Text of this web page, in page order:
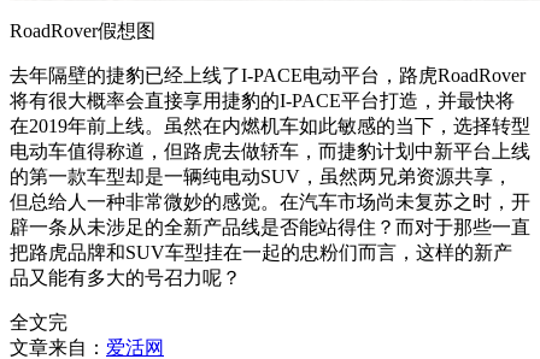
RoadRover假想图
去年隔壁的捷豹已经上线了I-PACE电动平台，路虎RoadRover
将有很大概率会直接享用捷豹的I-PACE平台打造，并最快将
在2019年前上线。虽然在内燃机车如此敏感的当下，选择转型
电动车值得称道，但路虎去做轿车，而捷豹计划中新平台上线
的第一款车型却是一辆纯电动SUV，虽然两兄弟资源共享，
但总给人一种非常微妙的感觉。在汽车市场尚未复苏之时，开
辟一条从未涉足的全新产品线是否能站得住？而对于那些一直
把路虎品牌和SUV车型挂在一起的忠粉们而言，这样的新产
品又能有多大的号召力呢？
全文完
文章来自： 爱活网